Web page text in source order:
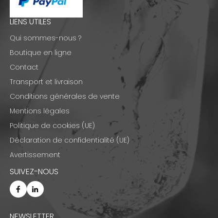
LIENS UTILES
Qui sommes-nous ?
Boutique en ligne
Contact
Transport et livraison
Conditions générales de vente
Mentions légales
Politique de cookies (UE)
Déclaration de confidentialité (UE)
Avertissement
SUIVEZ-NOUS